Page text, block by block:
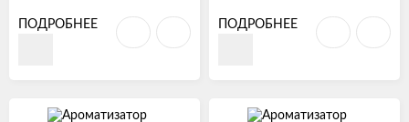
ПОДРОБНЕЕ ПОДРОБНЕЕ